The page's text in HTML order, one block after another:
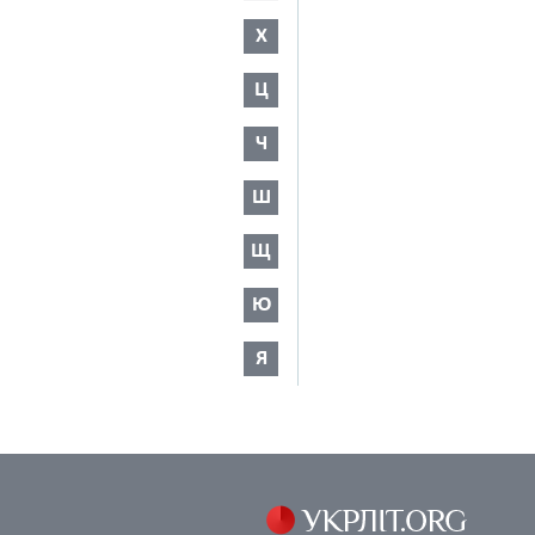
Х
Ц
Ч
Ш
Щ
Ю
Я